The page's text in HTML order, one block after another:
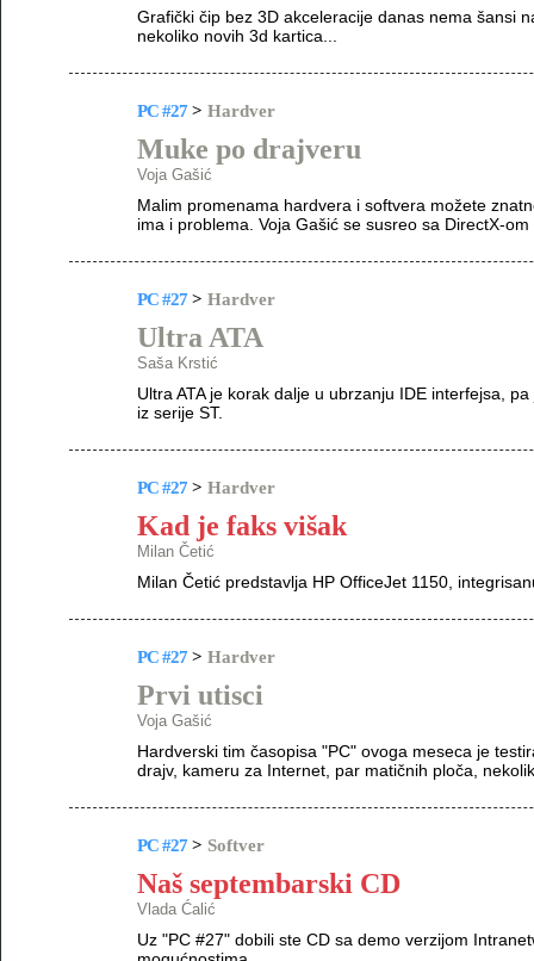
Grafički čip bez 3D akceleracije danas nema šansi
nekoliko novih 3d kartica...
PC #27 > Hardver
Muke po drajveru
Voja Gašić
Malim promenama hardvera i softvera možete
ima i problema. Voja Gašić se susreo sa DirectX-om
PC #27 > Hardver
Ultra ATA
Saša Krstić
Ultra ATA je korak dalje u ubrzanju IDE interfejsa,
iz serije ST.
PC #27 > Hardver
Kad je faks višak
Milan Četić
Milan Četić predstavlja HP OfficeJet 1150,
PC #27 > Hardver
Prvi utisci
Voja Gašić
Hardverski tim časopisa "PC" ovoga meseca je
drajv, kameru za Internet, par matičnih ploča,
PC #27 > Softver
Naš septembarski CD
Vlada Ćalić
Uz "PC #27" dobili ste CD sa demo verzijom